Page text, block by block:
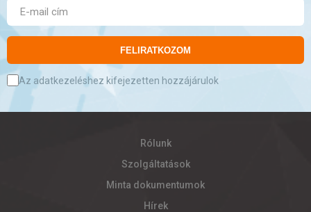
FELIRATKOZOM
Az adatkezeléshez kifejezetten hozzájárulok
Rólunk
Szolgáltatások
Minta dokumentumok
Hírek